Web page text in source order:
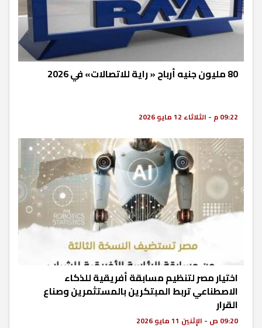
80 مليون جنيه أرباح « راية للاتصالات» في 2026
09:22 م - الثلاثاء 12 مايو 2026
اختيار مصر لتنظيم مسابقة أفريقية للذكاء
الاصطناعي تربط المبتكرين بالمستثمرين وصناع
القرار
09:20 ص - الإثنين 11 مايو 2026